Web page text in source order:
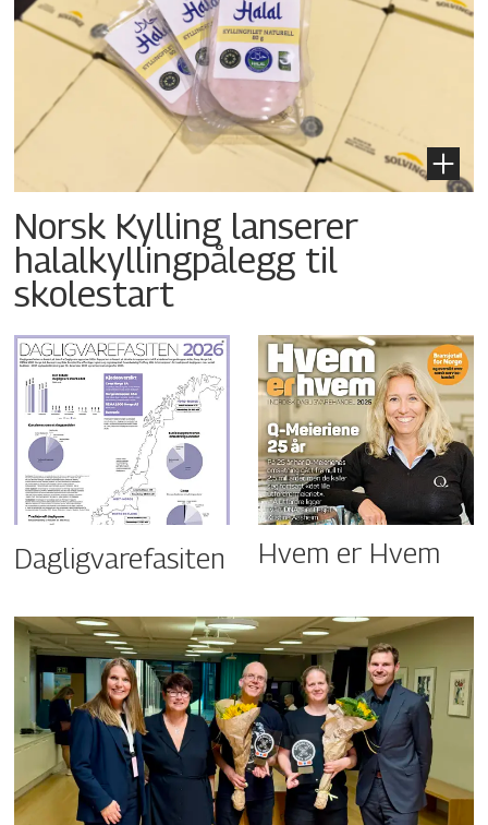
Norsk Kylling lanserer
halalkyllingpålegg til
skolestart
Dagligvarefasiten Hvem er Hvem